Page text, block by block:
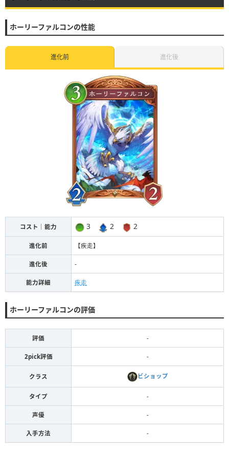
ホーリーファルコンの性能
進化前 進化後
コスト｜能力 3 2 2
進化前 【疾走】
進化後 -
能力詳細 疾走
ホーリーファルコンの評価
評価 -
2pick評価 -
クラス ビショップ
タイプ -
声優 -
入手方法 -